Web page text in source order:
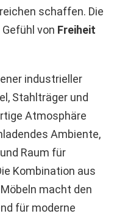
schaffen. Die
von Freiheit
industrieller
Stahlträger und
Atmosphäre
Ambiente,
Raum für
Kombination aus
macht den
für moderne